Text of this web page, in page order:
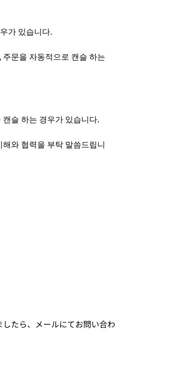
가 있습니다.
문을 자동적으로 캔슬 하는
슬 하는 경우가 있습니다.
와 협력을 부탁 말씀드립니
たら、メールにてお問い合わ